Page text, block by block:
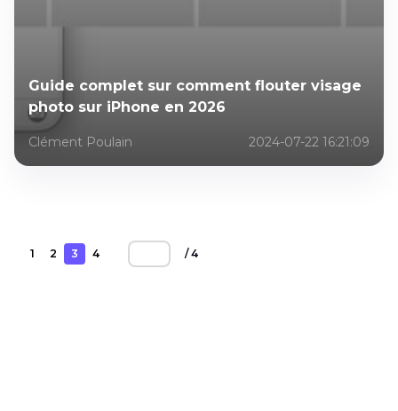
Guide complet sur comment flouter visage
photo sur iPhone en 2026
Clément Poulain 2024-07-22 16:21:09
1 2 3 4 / 4